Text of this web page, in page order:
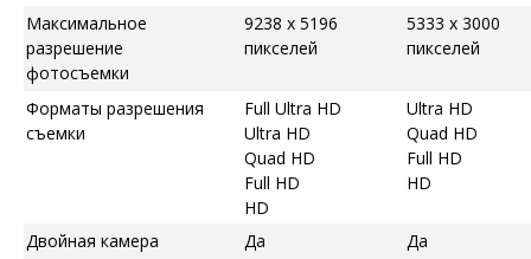
Максимальное
разрешение
фотосъемки
9238 x 5196
пикселей
5333 x 3000
пикселей
Форматы разрешения
съемки
Full Ultra HD
Ultra HD
Quad HD
Full HD
HD
Ultra HD
Quad HD
Full HD
HD
Двойная камера Да
Да